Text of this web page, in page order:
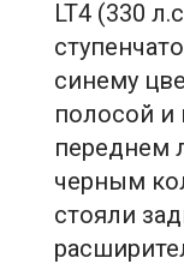
LT4 (330
синему
полосой и
переднем
черным
стояли